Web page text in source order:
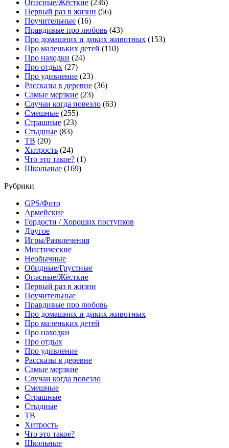
Опасные/Жёсткие (236)
Первый раз в жизни (56)
Поучительные (16)
Правдивые про любовь (43)
Про домашних и диких животных (153)
Про маленьких детей (110)
Про находки (24)
Про отдых (27)
Про удивление (23)
Рассказы в деревне (36)
Самые мерзкие (23)
Случаи когда повезло (63)
Смешные (255)
Страшные (23)
Стыдные (83)
ТВ (20)
Хитрость (24)
Что это такое? (1)
Школьные (169)
Рубрики
GPS/Фото
Армейские
Гордости / Хороших поступков
Другое
Игры/Развлечения
Мистические
Необычные
Обидные/Грустные
Опасные/Жёсткие
Первый раз в жизни
Поучительные
Правдивые про любовь
Про домашних и диких животных
Про маленьких детей
Про находки
Про отдых
Про удивление
Рассказы в деревне
Самые мерзкие
Случаи когда повезло
Смешные
Страшные
Стыдные
ТВ
Хитрость
Что это такое?
Школьные